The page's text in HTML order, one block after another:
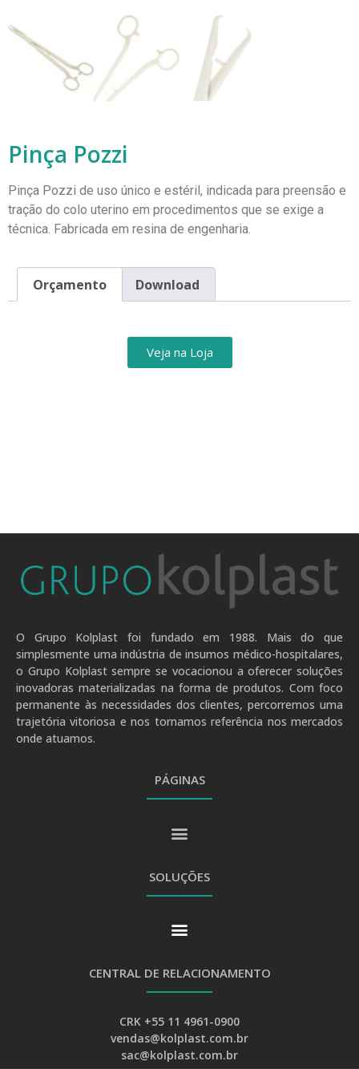
Pinça Pozzi
Pinça Pozzi de uso único e estéril, indicada para preensão e
tração do colo uterino em procedimentos que se exige a
técnica. Fabricada em resina de engenharia.
Orçamento Download
Veja na Loja
O Grupo Kolplast foi fundado em 1988. Mais do que
simplesmente uma indústria de insumos médico-hospitalares,
o Grupo Kolplast sempre se vocacionou a oferecer soluções
inovadoras materializadas na forma de produtos. Com foco
permanente às necessidades dos clientes, percorremos uma
trajetória vitoriosa e nos tornamos referência nos mercados
onde atuamos.
PÁGINAS
SOLUÇÕES
CENTRAL DE RELACIONAMENTO
CRK +55 11 4961-0900
vendas@kolplast.com.br
sac@kolplast.com.br